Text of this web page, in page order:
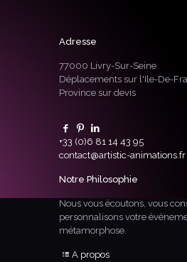
Adresse
77000 Livry-Sur-Seine
Déplacements sur l'Ile-De-
Province sur devis
+33 (0)6 81 14 43 95
contact@artistic-animations.fr
Notre Philosophie
Nous vous écoutons, vous
personnalisons votre
métamorphose.
A propos